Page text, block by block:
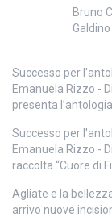
Bruno
Galdino
Successo per
Emanuela Rizzo -
presenta l’antologia
Successo per
Emanuela Rizzo -
raccolta “Cuore di
Agliate e la
arrivo nuove